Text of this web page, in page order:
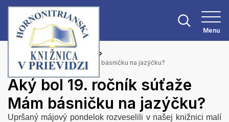
Menu
Hlavná stránka
Aktuality
Aký bol 19. ročník súťaže Mám básničku na jazýčku?
Aký bol 19. ročník súťaže
Mám básničku na jazýčku?
Upršaný májový pondelok rozveselili v našej knižnici malí